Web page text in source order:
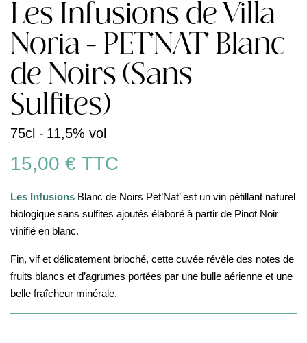
Les Infusions de Villa
Noria - PET'NAT' Blanc
de Noirs (Sans
Sulfites)
75cl - 11,5% vol
15,00 € TTC
Les Infusions Blanc de Noirs Pet’Nat’ est un vin pétillant naturel
biologique sans sulfites ajoutés élaboré à partir de Pinot Noir
vinifié en blanc.
Fin, vif et délicatement brioché, cette cuvée révèle des notes de
fruits blancs et d’agrumes portées par une bulle aérienne et une
belle fraîcheur minérale.